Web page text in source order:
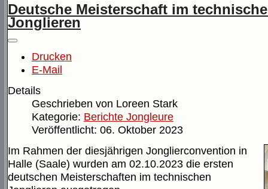
Deutsche Meisterschaft im
Jonglieren
Drucken
E-Mail
Details
Geschrieben von Loreen Stark
Kategorie: Berichte Jongleure
Veröffentlicht: 06. Oktober 2023
Im Rahmen der diesjährigen Jonglierconvention in
Halle (Saale) wurden am 02.10.2023 die ersten
deutschen Meisterschaften im technischen